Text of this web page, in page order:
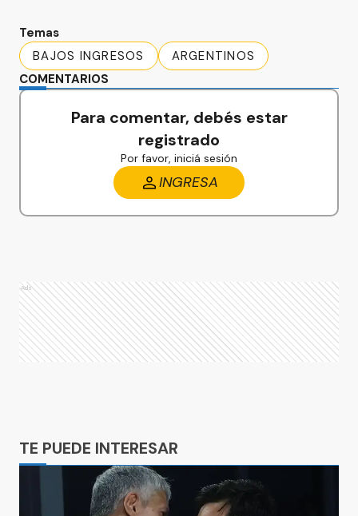
Temas
BAJOS INGRESOS
ARGENTINOS
COMENTARIOS
Para comentar, debés estar
registrado
Por favor, iniciá sesión
INGRESA
Ads
TE PUEDE INTERESAR